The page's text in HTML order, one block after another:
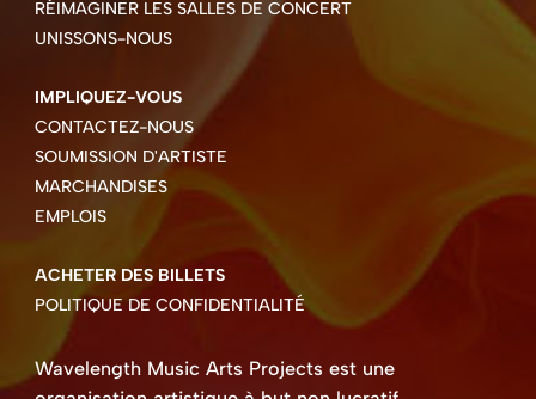
RÉIMAGINER LES SALLES DE CONCERT
UNISSONS-NOUS
IMPLIQUEZ-VOUS
CONTACTEZ-NOUS
SOUMISSION D'ARTISTE
MARCHANDISES
EMPLOIS
ACHETER DES BILLETS
POLITIQUE DE CONFIDENTIALITÉ
Wavelength Music Arts Projects est une